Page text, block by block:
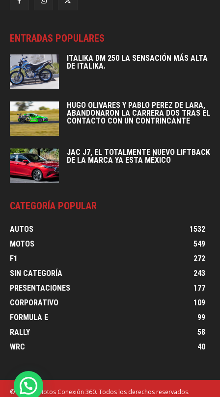
ENTRADAS POPULARES
ITALIKA DM 250 LA SENSACIÓN MÁS ALTA
DE ITALIKA.
HUGO OLIVARES Y PABLO PEREZ DE LARA,
ABANDONARON LA CARRERA DOS TRAS EL
CONTACTO CON UN CONTRINCANTE
JAC J7, EL TOTALMENTE NUEVO LIFTBACK
DE LA MARCA YA ESTA MÉXICO
CATEGORÍA POPULAR
AUTOS
1532
MOTOS
549
F1
272
SIN CATEGORÍA
243
PRESENTACIONES
177
CORPORATIVO
109
FORMULA E
99
RALLY
58
WRC
40
© Autos y Motos Conexión 360. Todos los derechos reservados.